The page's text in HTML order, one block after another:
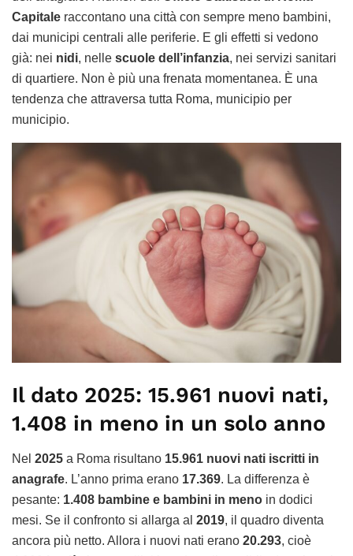
Capitale raccontano una città con sempre meno bambini,
dai municipi centrali alle periferie. E gli effetti si vedono
già: nei nidi, nelle scuole dell’infanzia, nei servizi sanitari
di quartiere. Non è più una frenata momentanea. È una
tendenza che attraversa tutta Roma, municipio per
municipio.
Il dato 2025: 15.961 nuovi nati,
1.408 in meno in un solo anno
Nel 2025 a Roma risultano 15.961 nuovi nati iscritti in
anagrafe. L’anno prima erano 17.369. La differenza è
pesante: 1.408 bambine e bambini in meno in dodici
mesi. Se il confronto si allarga al 2019, il quadro diventa
ancora più netto. Allora i nuovi nati erano 20.293, cioè